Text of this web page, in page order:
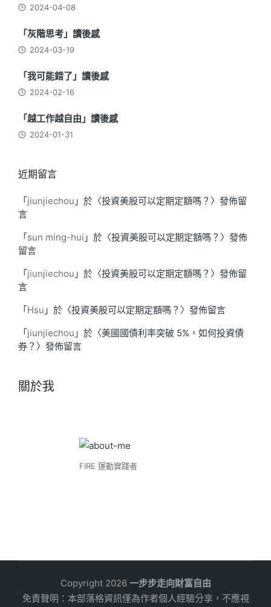
2024-04-08
「灰階思考」讀後感
2024-03-19
「我可能錯了」讀後感
2024-02-16
「越工作越自由」讀後感
2024-01-31
近期留言
「 jiunjiechou 」於〈投資美股可以定期定額嗎？ 〉發佈留
言
「 sun ming-hui 」於〈投資美股可以定期定額嗎？ 〉發佈
留言
「 jiunjiechou 」於〈投資美股可以定期定額嗎？ 〉發佈留
言
「 Hsu 」於〈投資美股可以定期定額嗎？ 〉發佈留言
「 jiunjiechou 」於〈美國國債利率突破 5%，如何投資債
券？ 〉發佈留言
關於我
FIRE 運動實踐者
Copyright 2026 一步步走向財富自由
免責聲明：本部落格資訊僅為作者個人經驗分享，不應視